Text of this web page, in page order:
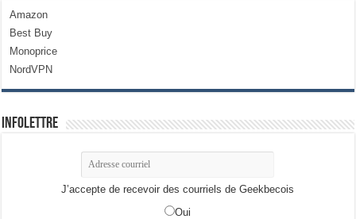
Amazon
Best Buy
Monoprice
NordVPN
Infolettre
J’accepte de recevoir des courriels de Geekbecois
Oui